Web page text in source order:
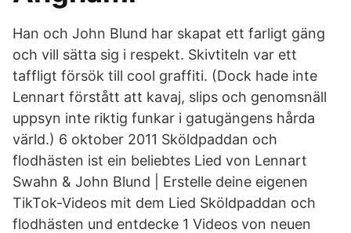
Han och John Blund har skapat ett farligt gäng
och vill sätta sig i respekt. Skivtiteln var ett
taffligt försök till cool graffiti. (Dock hade inte
Lennart förstått att kavaj, slips och genomsnäll
uppsyn inte riktig funkar i gatugängens hårda
värld.) 6 oktober 2011 Sköldpaddan och
flodhästen ist ein beliebtes Lied von Lennart
Swahn & John Blund | Erstelle deine eigenen
TikTok-Videos mit dem Lied Sköldpaddan och
flodhästen und entdecke 1 Videos von neuen